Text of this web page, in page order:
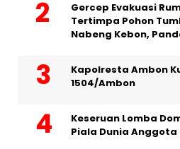
Gercep Evakuasi
Tertimpa Pohon
Nabeng Kebon,
Kapolresta Ambon
1504/Ambon
Keseruan Lomba
Piala Dunia